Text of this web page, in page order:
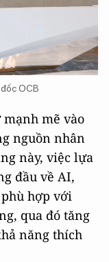
OCB
mạnh mẽ vào
nguồn nhân
này, việc lựa
đầu về AI,
hợp với
qua đó tăng
năng thích